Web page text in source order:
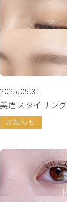
2025.05.31
美眉スタイリング
お知らせ